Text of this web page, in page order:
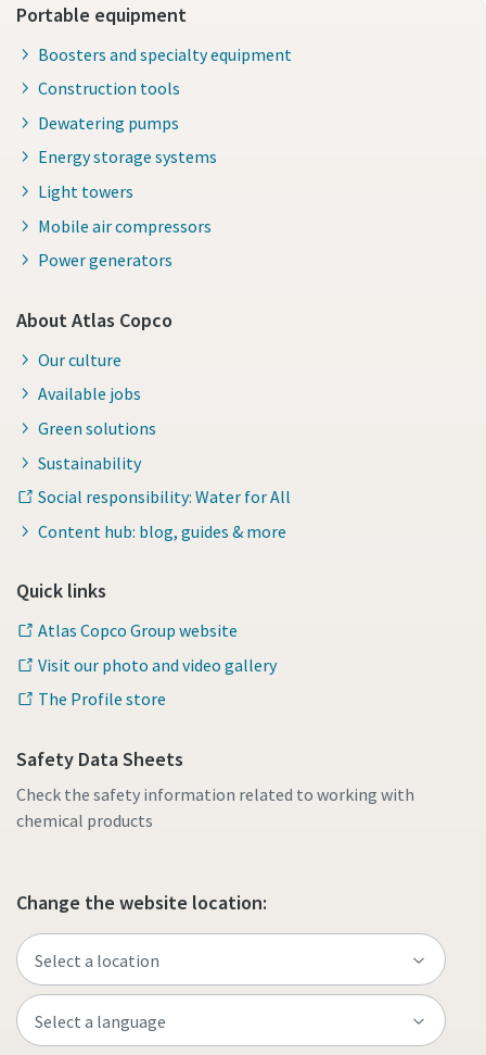
Portable equipment
Boosters and specialty equipment
Construction tools
Dewatering pumps
Energy storage systems
Light towers
Mobile air compressors
Power generators
About Atlas Copco
Our culture
Available jobs
Green solutions
Sustainability
Social responsibility: Water for All
Content hub: blog, guides & more
Quick links
Atlas Copco Group website
Visit our photo and video gallery
The Profile store
Safety Data Sheets
Check the safety information related to working with
chemical products
Change the website location: